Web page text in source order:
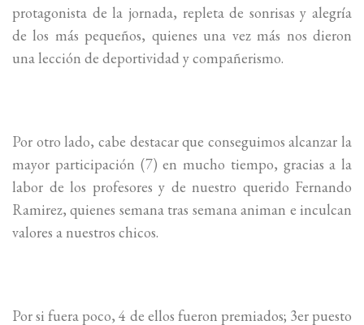
protagonista de la jornada, repleta de sonrisas y alegría
de los más pequeños, quienes una vez más nos dieron
una lección de deportividad y compañerismo.
Por otro lado, cabe destacar que conseguimos alcanzar la
mayor participación (7) en mucho tiempo, gracias a la
labor de los profesores y de nuestro querido Fernando
Ramirez, quienes semana tras semana animan e inculcan
valores a nuestros chicos.
Por si fuera poco, 4 de ellos fueron premiados; 3er puesto